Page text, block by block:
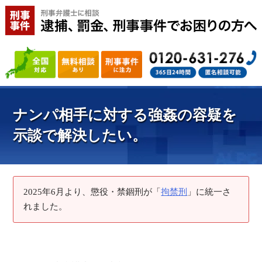
ナンパ相手に対する強姦の容疑を
示談で解決したい。
2025年6月より、懲役・禁錮刑が「拘禁刑 」に統一さ
れました。